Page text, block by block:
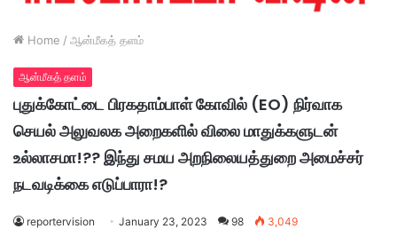
Home / ஆன்மீகத் தளம்
ஆன்மீகத் தளம்
புதுக்கோட்டை பிரகதாம்பாள் கோவில் (EO) நிர்வாக
செயல் அலுவலக அறைகளில் விலை மாதுக்களுடன்
உல்லாசமா!?? இந்து சமய அறநிலையத்துறை அமைச்சர்
நடவடிக்கை எடுப்பாரா!?
reportervision January 23, 2023 98 3,049